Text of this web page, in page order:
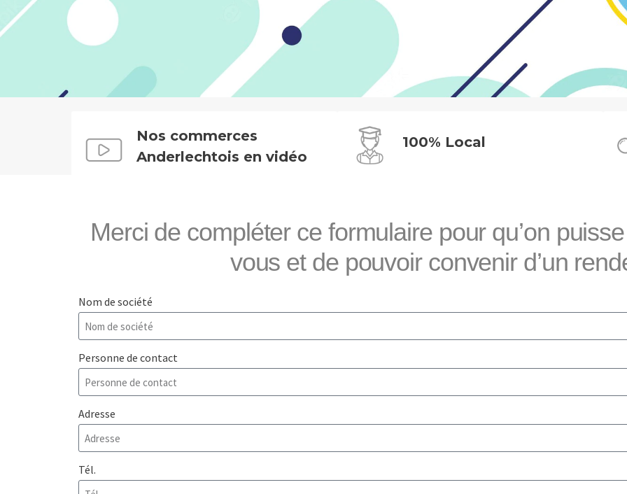
Nos commerces
Anderlechtois en vidéo
100% Local
Merci de compléter ce formulaire pour qu’on
vous et de pouvoir convenir d’un
Nom de société
Personne de contact
Adresse
Tél.